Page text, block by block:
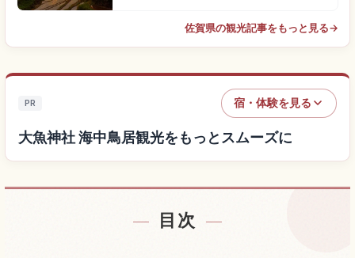
佐賀県の観光記事をもっと見る→
PR 宿・体験を見る
大魚神社 海中鳥居観光をもっとスムーズに
大魚神社 海中鳥居付近の宿を探す
目次